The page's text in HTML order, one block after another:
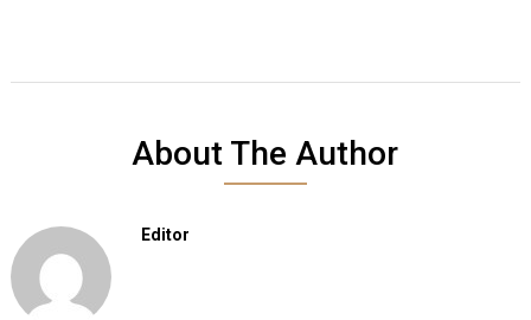
About The Author
Editor